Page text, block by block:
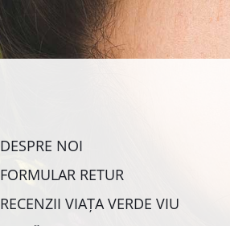
DESPRE NOI
FORMULAR RETUR
RECENZII VIAȚA VERDE VIU